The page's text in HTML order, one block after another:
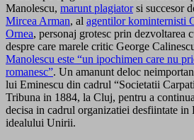
Manolescu, marunt plagiatorsi succesor
Mircea Arman, al agentilor kominternisti
Ornea, personaj grotesc prin dezvoltarea
despre care marele critic George
Manolescu este “un ipochimen care nu
romanesc”. Un amanunt deloc
lui Eminescu din cadrul “Societatii
Tribuna in 1884, la Cluj, pentru a
decisa in cadrul organizatiei desfiintate in
idealului Unirii.